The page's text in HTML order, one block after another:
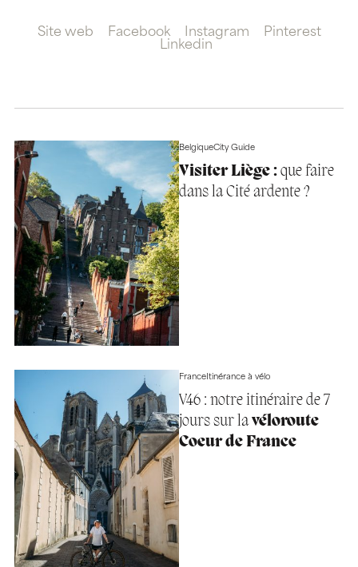
Site web Facebook Instagram
Pinterest
Linkedin
BelgiqueCity Guide
Visiter Liège :que faire
dans la Cité ardente ?
FranceItinérance à vélo
V46 : notre itinéraire de 7
jours sur lavéloroute
Coeur de France